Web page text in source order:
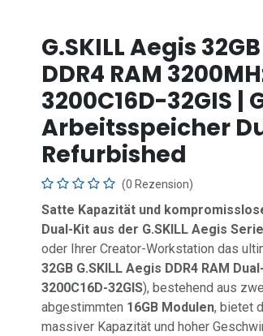
G.SKILL Aegis
DDR4 RAM
3200C16D-32GIS |
Arbeitsspeicher
Refurbished
(0 Rezension)
Satte Kapazität und
Dual-Kit aus der G.SKILL Aegis Serie
oder Ihrer Creator-Workstation das
32GB G.SKILL Aegis DDR4 RAM
3200C16D-32GIS), bestehend aus
abgestimmten 16GB Modulen, bietet
massiver Kapazität und hoher